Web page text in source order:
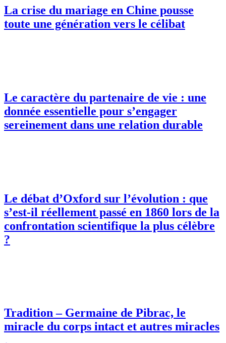
La crise du mariage en Chine pousse
toute une génération vers le célibat
Le caractère du partenaire de vie : une
donnée essentielle pour s’engager
sereinement dans une relation durable
Le débat d’Oxford sur l’évolution : que
s’est-il réellement passé en 1860 lors de la
confrontation scientifique la plus célèbre
?
Tradition – Germaine de Pibrac, le
miracle du corps intact et autres miracles